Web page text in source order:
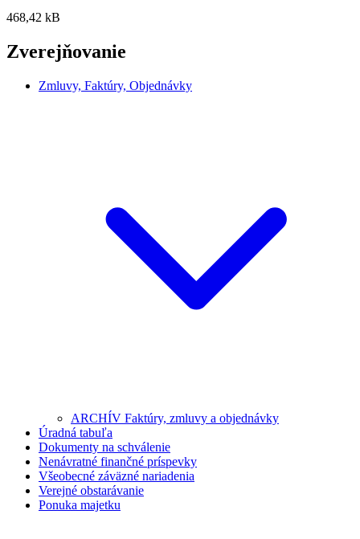
468,42 kB
Zverejňovanie
Zmluvy, Faktúry, Objednávky
ARCHÍV Faktúry, zmluvy a objednávky
Úradná tabuľa
Dokumenty na schválenie
Nenávratné finančné príspevky
Všeobecné záväzné nariadenia
Verejné obstarávanie
Ponuka majetku